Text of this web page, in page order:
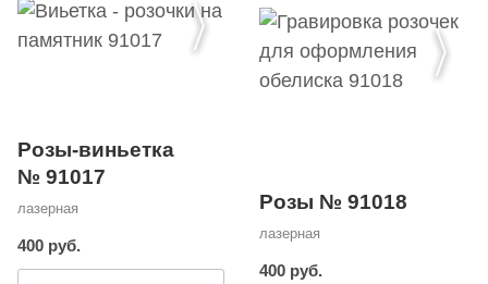
Розы-виньетка
№ 91017
лазерная
400 руб.
Розы № 91018
лазерная
400 руб.